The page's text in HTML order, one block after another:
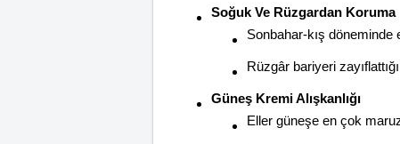
Soğuk Ve Rüzgardan Koruma
Sonbahar-kış
Rüzgâr bariyeri
Güneş Kremi Alışkanlığı
Eller güneşe en çok